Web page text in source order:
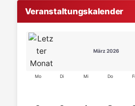
Veranstaltungskalender
März 2026
Mo Di Mi Do